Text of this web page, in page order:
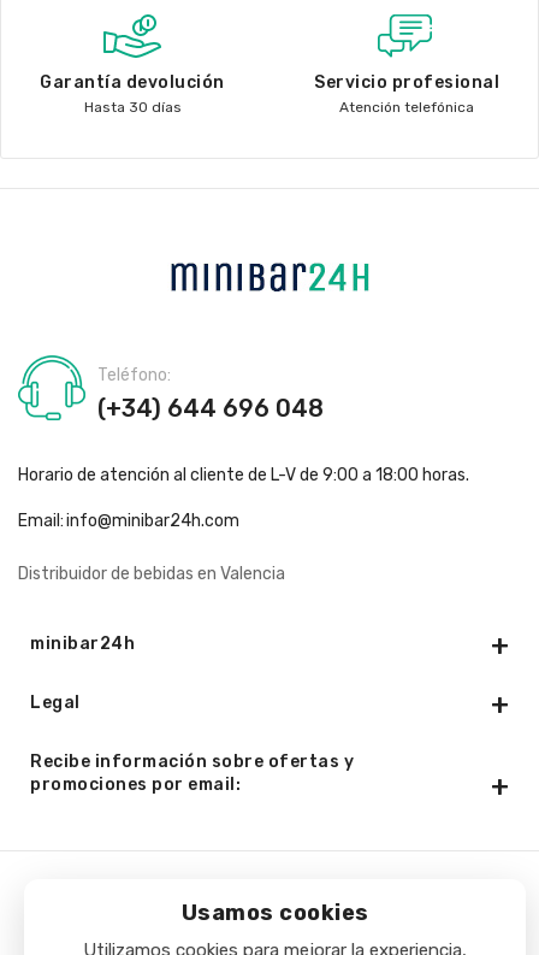
Usamos cookies
Utilizamos cookies para mejorar la experiencia,
Garantía devolución
Hasta 30 días
Servicio profesional
Atención telefónica
Teléfono:
(+34) 644 696 048
Horario de atención al cliente de L-V de 9:00 a 18:00 horas.
Email:info@minibar24h.com
Distribuidor de bebidas en Valencia
minibar24h
Legal
Recibe información sobre ofertas y
promociones por email:
Copyright © 2025 - Minibar24h.com. Todos los derechos
reservados.